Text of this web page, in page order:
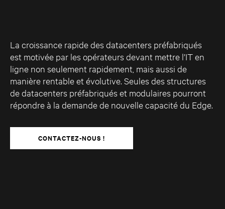
La croissance rapide des datacenters préfabriqués
est motivée par les opérateurs devant mettre l’IT en
ligne non seulement rapidement, mais aussi de
manière rentable et évolutive. Seules des structures
de datacenters préfabriqués et modulaires pourront
répondre à la demande de nouvelle capacité du Edge.
CONTACTEZ-NOUS !